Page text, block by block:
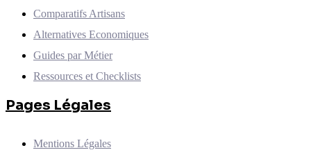
Comparatifs Artisans
Alternatives Economiques
Guides par Métier
Ressources et Checklists
Pages Légales
Mentions Légales